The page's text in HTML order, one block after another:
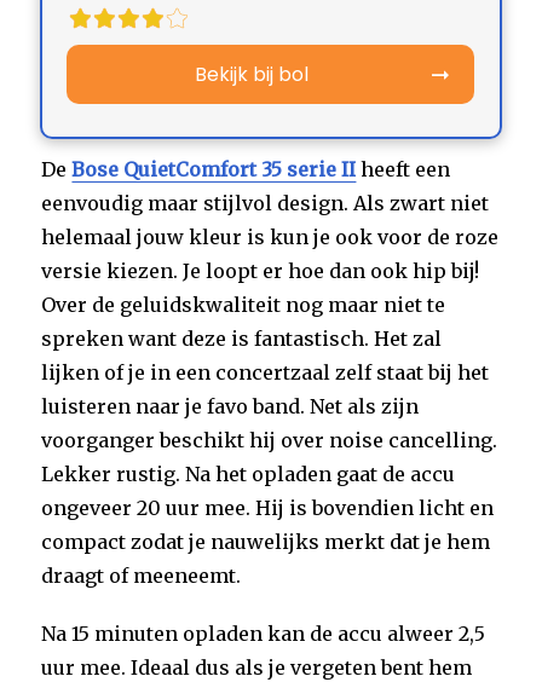
Bekijk bij bol
DeBose QuietComfort 35 serie II heeft een
eenvoudig maar stijlvol design. Als zwart niet
helemaal jouw kleur is kun je ook voor de roze
versie kiezen. Je loopt er hoe dan ook hip bij!
Over de geluidskwaliteit nog maar niet te
spreken want deze is fantastisch. Het zal
lijken of je in een concertzaal zelf staat bij het
luisteren naar je favo band. Net als zijn
voorganger beschikt hij over noise cancelling.
Lekker rustig. Na het opladen gaat de accu
ongeveer 20 uur mee. Hij is bovendien licht en
compact zodat je nauwelijks merkt dat je hem
draagt of meeneemt.
Na 15 minuten opladen kan de accu alweer 2,5
uur mee. Ideaal dus als je vergeten bent hem